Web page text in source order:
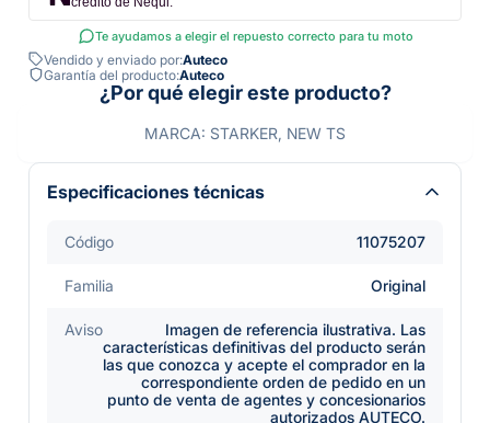
Te ayudamos a elegir el repuesto correcto para tu moto
Vendido y enviado por:Auteco
Garantía del producto:Auteco
¿Por qué elegir este producto?
MARCA: STARKER, NEW TS
Especificaciones técnicas
Código 11075207
Familia Original
Aviso
Imagen de referencia ilustrativa. Las
características definitivas del producto serán
las que conozca y acepte el comprador en la
correspondiente orden de pedido en un
punto de venta de agentes y concesionarios
autorizados AUTECO.